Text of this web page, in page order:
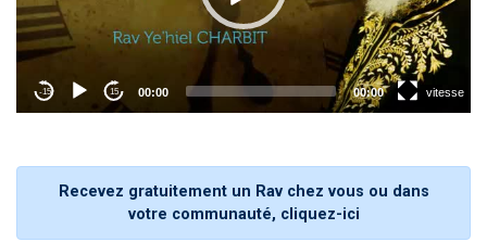
Recevez gratuitement un Rav chez vous ou dans
votre communauté, cliquez-ici